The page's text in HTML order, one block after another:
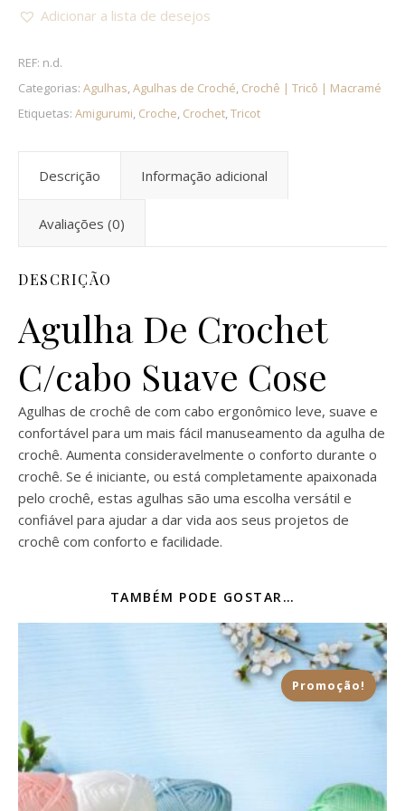
Adicionar a lista de desejos
REF: n.d.
Categorias: Agulhas,Agulhas de Croché, Crochê | Tricô | Macramé
Etiquetas: Amigurumi, Croche, Crochet,Tricot
Descrição Informação adicional
Avaliações (0)
DESCRIÇÃO
Agulha De Crochet
C/cabo Suave Cose
Agulhas de crochê de com cabo ergonômico leve, suave e
confortável para um mais fácil manuseamento da agulha de
crochê. Aumenta consideravelmente o conforto durante o
crochê. Se é iniciante, ou está completamente apaixonada
pelo crochê, estas agulhas são uma escolha versátil e
confiável para ajudar a dar vida aos seus projetos de
crochê com conforto e facilidade.
TAMBÉM PODE GOSTAR…
Promoção!